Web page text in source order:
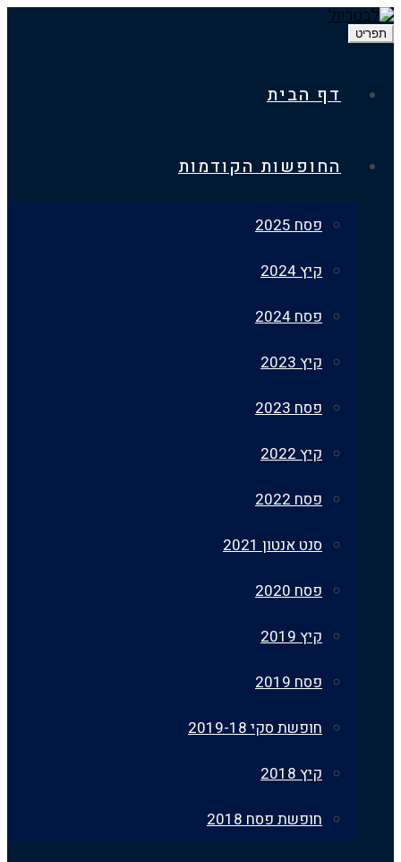
דף הבית
החופשות הקודמות
סנט אנטון 2021
חופשת סקי 2019-18
חופשת פסח 2018